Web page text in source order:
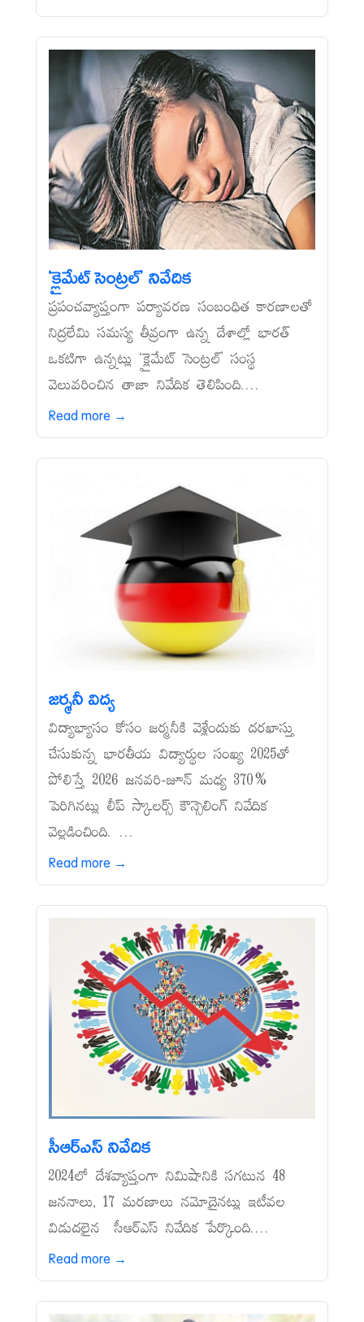
‘క్లైమేట్‌ సెంట్రల్‌’ నివేదిక
ప్రపంచవ్యాప్తంగా పర్యావరణ సంబంధిత కారణాలతో
నిద్రలేమి సమస్య తీవ్రంగా ఉన్న దేశాల్లో భారత్‌
ఒకటిగా ఉన్నట్లు ‘క్లైమేట్‌ సెంట్రల్‌’ సంస్థ
వెలువరించిన తాజా నివేదిక తెలిపింది....
Read more →
జర్మనీ విద్య
విద్యాభ్యాసం కోసం జర్మనీకి వెళ్లేందుకు దరఖాస్తు
చేసుకున్న భారతీయ విద్యార్థుల సంఖ్య 2025తో
పోలిస్తే 2026 జనవరి-జూన్‌ మధ్య 370%
పెరిగినట్లు లీప్‌ స్కాలర్స్‌ కౌన్సెలింగ్‌ నివేదిక
వెల్లడించింది. ...
Read more →
సీఆర్‌ఎస్‌ నివేదిక
2024లో దేశవ్యాప్తంగా నిమిషానికి సగటున 48
జననాలు, 17 మరణాలు నమోదైనట్లు ఇటీవల
విడుదలైన సీఆర్‌ఎస్‌ నివేదిక పేర్కొంది....
Read more →